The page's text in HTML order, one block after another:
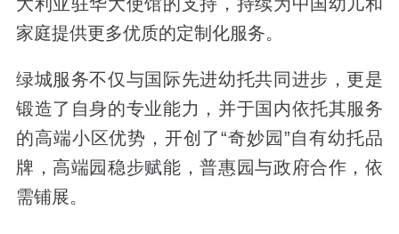
家庭提供更多优质的定制化服务。
绿城服务不仅与国际先进幼托共同进步，更是
锻造了自身的专业能力，并于国内依托其服务
的高端小区优势，开创了“奇妙园”自有幼托品
牌，高端园稳步赋能，普惠园与政府合作，依
需铺展。